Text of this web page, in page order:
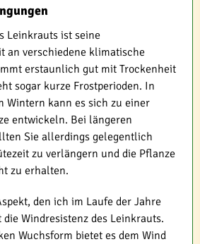
Leinkrauts ist seine
an verschiedene klimatische
erstaunlich gut mit Trockenheit
sogar kurze Frostperioden. In
Wintern kann es sich zu einer
entwickeln. Bei längeren
Sie allerdings gelegentlich
zu verlängern und die Pflanze
zu erhalten.
den ich im Laufe der Jahre
Windresistenz des Leinkrauts.
Wuchsform bietet es dem Wind